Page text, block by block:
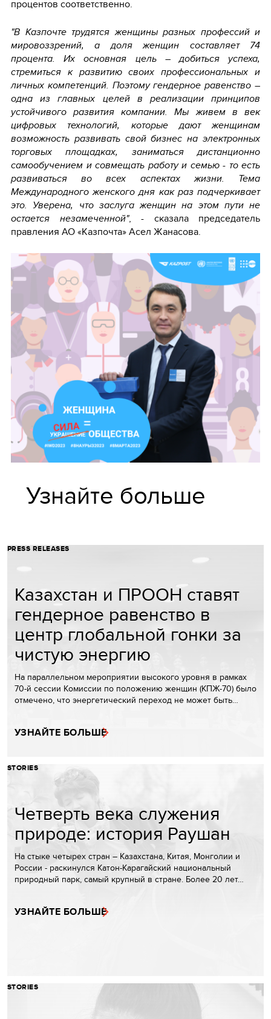
процентов соответственно.
"В Казпочте трудятся женщины разных профессий и
мировоззрений, а доля женщин составляет 74
процента. Их основная цель – добиться успеха,
стремиться к развитию своих профессиональных и
личных компетенций. Поэтому гендерное равенство –
одна из главных целей в реализации принципов
устойчивого развития компании. Мы живем в век
цифровых технологий, которые дают женщинам
возможность развивать свой бизнес на электронных
торговых площадках, заниматься дистанционно
самообучением и совмещать работу и семью - то есть
развиваться во всех аспектах жизни. Тема
Международного женского дня как раз подчеркивает
это. Уверена, что заслуга женщин на этом пути не
остается незамеченной", - сказала председатель
правления АО «Казпочта» Асел Жанасова.
Узнайте больше
PRESS RELEASES
Казахстан и ПРООН ставят
гендерное равенство в
центр глобальной гонки за
чистую энергию
На параллельном мероприятии высокого уровня в рамках
70-й сессии Комиссии по положению женщин (КПЖ-70) было
отмечено, что энергетический переход не может быть…
УЗНАЙТЕ БОЛЬШЕ
STORIES
Четверть века служения
природе: история Раушан
На стыке четырех стран – Казахстана, Китая, Монголии и
России - раскинулся Катон-Карагайский национальный
природный парк, самый крупный в стране. Более 20 лет…
УЗНАЙТЕ БОЛЬШЕ
STORIES